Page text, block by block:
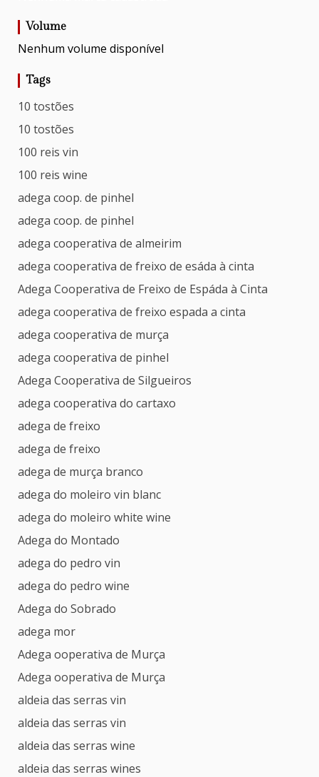
Volume
Nenhum volume disponível
Tags
10 tostões
10 tostões
100 reis vin
100 reis wine
adega coop. de pinhel
adega coop. de pinhel
adega cooperativa de almeirim
adega cooperativa de freixo de esáda à cinta
Adega Cooperativa de Freixo de Espáda à Cinta
adega cooperativa de freixo espada a cinta
adega cooperativa de murça
adega cooperativa de pinhel
Adega Cooperativa de Silgueiros
adega cooperativa do cartaxo
adega de freixo
adega de freixo
adega de murça branco
adega do moleiro vin blanc
adega do moleiro white wine
Adega do Montado
adega do pedro vin
adega do pedro wine
Adega do Sobrado
adega mor
Adega ooperativa de Murça
Adega ooperativa de Murça
aldeia das serras vin
aldeia das serras vin
aldeia das serras wine
aldeia das serras wines